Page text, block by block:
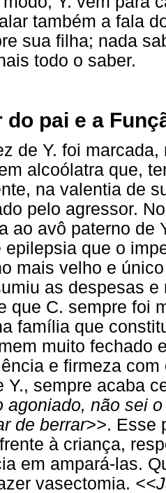
também a fala
sua filha; nada
todo o saber.
do pai e a
de Y. foi
alcoólatra que,
na valentia de
pelo agressor.
ao avô paterno de
epilepsia que o
mais velho e
as despesas
que C. sempre foi
família que
muito fechado
e firmeza
Y., sempre acaba
agoniado, não sei
de berrar>>. Esse
à criança,
em ampará-las.
vasectomia.